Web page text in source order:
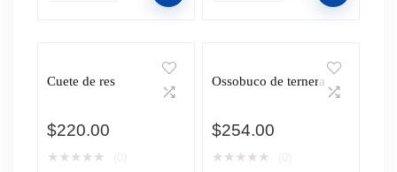
Cuete de res
$220.00
★ ★ ★ ★ ★
Ossobuco de ternera
$254.00
★ ★ ★ ★ ★